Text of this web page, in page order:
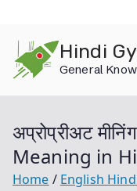
content
Hindi
General
अप्रोप्रीअट
Meaning in
Home
English